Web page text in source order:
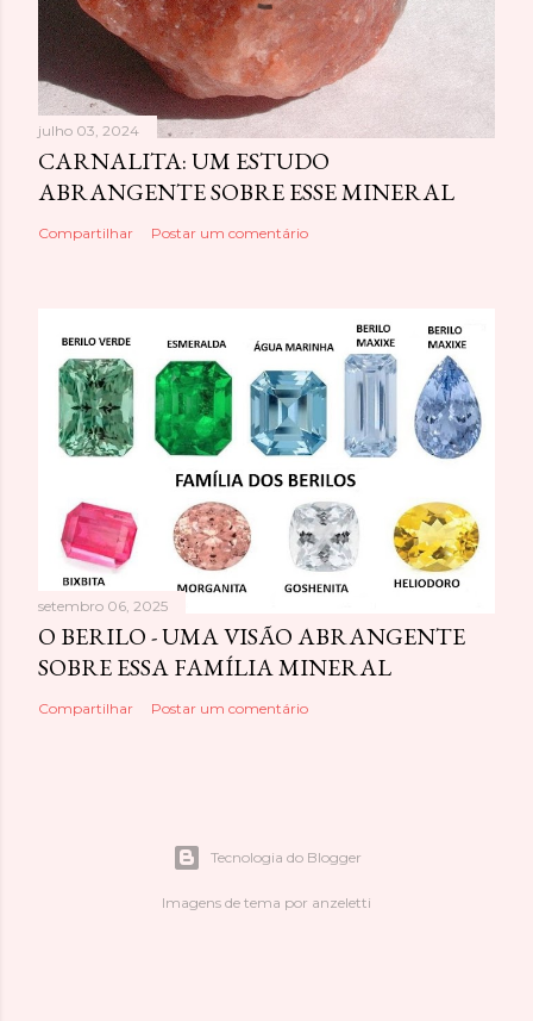
julho 03, 2024
CARNALITA: UM ESTUDO
ABRANGENTE SOBRE ESSE MINERAL
Compartilhar Postar um comentário
setembro 06, 2025
O BERILO - UMA VISÃO ABRANGENTE
SOBRE ESSA FAMÍLIA MINERAL
Compartilhar Postar um comentário
Tecnologia do Blogger
Imagens de tema por anzeletti